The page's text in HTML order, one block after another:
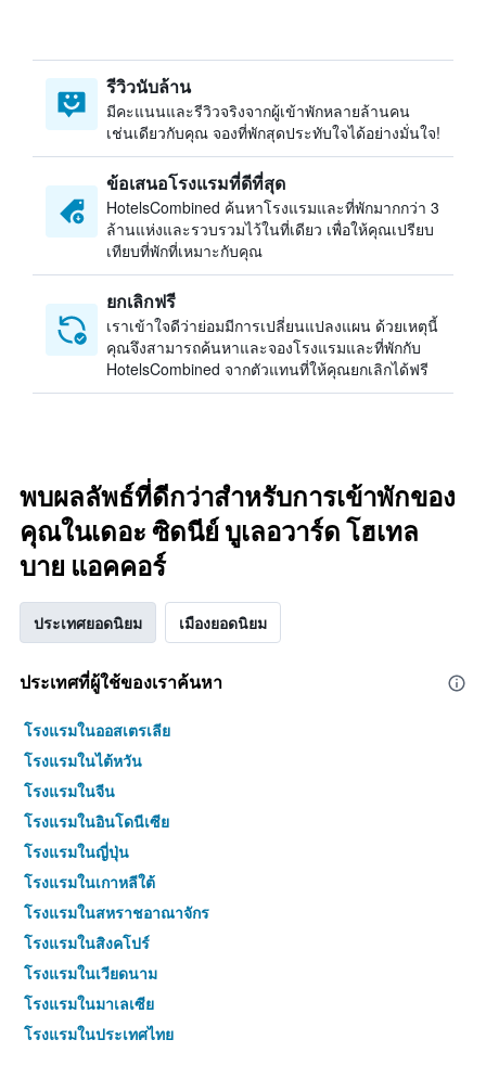
รีวิวนับล้าน
มีคะแนนและรีวิวจริงจากผู้เข้าพักหลายล้านคน
เช่นเดียวกับคุณ จองที่พักสุดประทับใจได้อย่างมั่นใจ!
ข้อเสนอโรงแรมที่ดีที่สุด
HotelsCombined ค้นหาโรงแรมและที่พักมากกว่า 3
ล้านแห่งและรวบรวมไว้ในที่เดียว เพื่อให้คุณเปรียบ
เทียบที่พักที่เหมาะกับคุณ
ยกเลิกฟรี
เราเข้าใจดีว่าย่อมมีการเปลี่ยนแปลงแผน ด้วยเหตุนี้
คุณจึงสามารถค้นหาและจองโรงแรมและที่พักกับ
HotelsCombined จากตัวแทนที่ให้คุณยกเลิกได้ฟรี
พบผลลัพธ์ที่ดีกว่าสำหรับการเข้าพักของ
คุณในเดอะ ซิดนีย์ บูเลอวาร์ด โฮเทล
บาย แอคคอร์
ประเทศยอดนิยม เมืองยอดนิยม
ประเทศที่ผู้ใช้ของเราค้นหา
โรงแรมในออสเตรเลีย
โรงแรมในไต้หวัน
โรงแรมในจีน
โรงแรมในอินโดนีเซีย
โรงแรมในญี่ปุ่น
โรงแรมในเกาหลีใต้
โรงแรมในสหราชอาณาจักร
โรงแรมในสิงคโปร์
โรงแรมในเวียดนาม
โรงแรมในมาเลเซีย
โรงแรมในประเทศไทย